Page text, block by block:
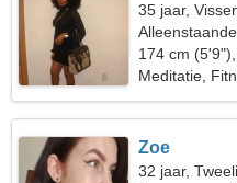
35 jaar,
174 cm
Meditatie,
Zoe
32 jaar,